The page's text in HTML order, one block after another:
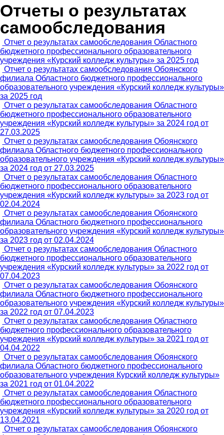
Отчеты о результатах
самообследования
Отчет о результатах самообследования Областного
бюджетного профессионального образовательного
учреждения «Курский колледж культуры» за 2025 год
Отчет о результатах самообследования Обоянского
филиала Областного бюджетного профессионального
образовательного учреждения «Курский колледж культуры»
за 2025 год
Отчет о результатах самообследования Областного
бюджетного профессионального образовательного
учреждения «Курский колледж культуры» за 2024 год от
27.03.2025
Отчет о результатах самообследования Обоянского
филиала Областного бюджетного профессионального
образовательного учреждения «Курский колледж культуры»
за 2024 год от 27.03.2025
Отчет о результатах самообследования Областного
бюджетного профессионального образовательного
учреждения «Курский колледж культуры» за 2023 год от
02.04.2024
Отчет о результатах самообследования Обоянского
филиала Областного бюджетного профессионального
образовательного учреждения «Курский колледж культуры»
за 2023 год от 02.04.2024
Отчет о результатах самообследования Областного
бюджетного профессионального образовательного
учреждения «Курский колледж культуры» за 2022 год от
07.04.2023
Отчет о результатах самообследования Обоянского
филиала Областного бюджетного профессионального
образовательного учреждения «Курский колледж культуры»
за 2022 год от 07.04.2023
Отчет о результатах самообследования Областного
бюджетного профессионального образовательного
учреждения «Курский колледж культуры» за 2021 год от
04.04.2022
Отчет о результатах самообследования Обоянского
филиала Областного бюджетного профессионального
образовательного учреждения Курский колледж культуры»
за 2021 год от 01.04.2022
Отчет о результатах самообследования Областного
бюджетного профессионального образовательного
учреждения «Курский колледж культуры» за 2020 год от
13.04.2021
Отчет о результатах самообследования Обоянского